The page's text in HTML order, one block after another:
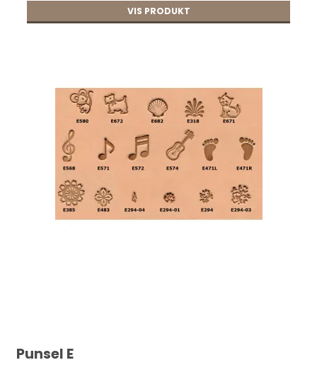
VIS PRODUKT
Punsel E